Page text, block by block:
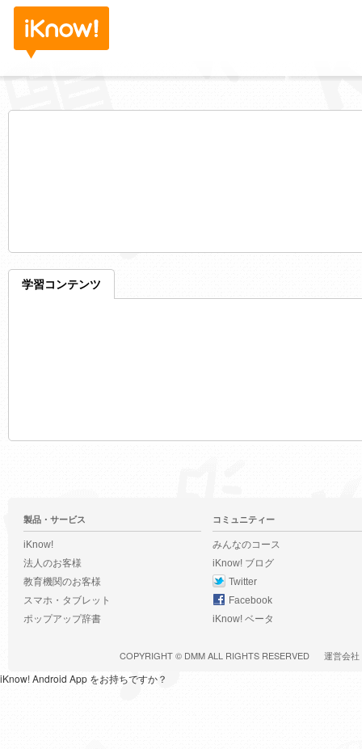
学習コンテンツ
製品・サービス
iKnow!
法人のお客様
教育機関のお客様
スマホ・タブレット
ポップアップ辞書
コミュニティー
みんなのコース
iKnow! ブログ
Twitter
Facebook
iKnow! ベータ
COPYRIGHT © DMMALL RIGHTS RESERVED 運営会社
iKnow! Android App をお持ちですか？